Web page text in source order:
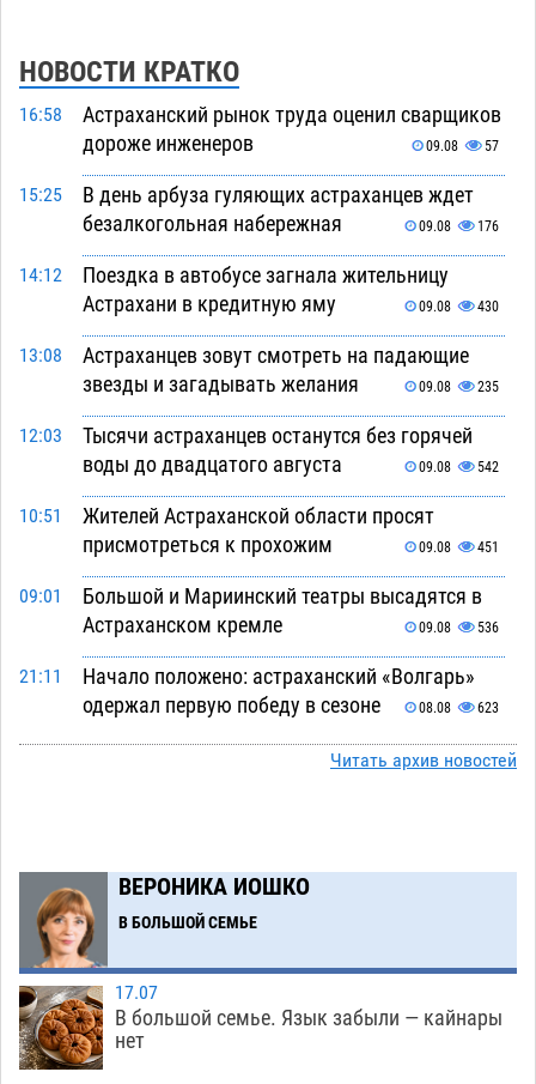
НОВОСТИ КРАТКО
16:58
Астраханский рынок труда оценил сварщиков
дороже инженеров
09.08 57
15:25
В день арбуза гуляющих астраханцев ждет
безалкогольная набережная
09.08 176
14:12
Поездка в автобусе загнала жительницу
Астрахани в кредитную яму
09.08 430
13:08
Астраханцев зовут смотреть на падающие
звезды и загадывать желания
09.08 235
12:03
Тысячи астраханцев останутся без горячей
воды до двадцатого августа
09.08 542
10:51
Жителей Астраханской области просят
присмотреться к прохожим
09.08 451
09:01
Большой и Мариинский театры высадятся в
Астраханском кремле
09.08 536
21:11
Начало положено: астраханский «Волгарь»
одержал первую победу в сезоне
08.08 623
Завтра экстремальное пекло продолжит
08.08 493
18:09
Астраханца будут судить за попытку сбыта
крупной партии прегабалина
16:58
Игорь Мартынов вручил награды тренерам и
учителям физкультуры Камызякского района
Читать архив новостей
ВЕРОНИКА ИОШКО
В БОЛЬШОЙ СЕМЬЕ
17.07
В большой семье. Язык забыли — кайнары
нет